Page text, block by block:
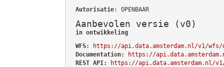
Autorisatie: OPENBAAR
Aanbevolen versie (v0)
in ontwikkeling
WFS:
https://api.data.amsterdam.nl/v1/wfs/
Documentation:
https://
REST API:
https://api.data.amsterdam.nl/